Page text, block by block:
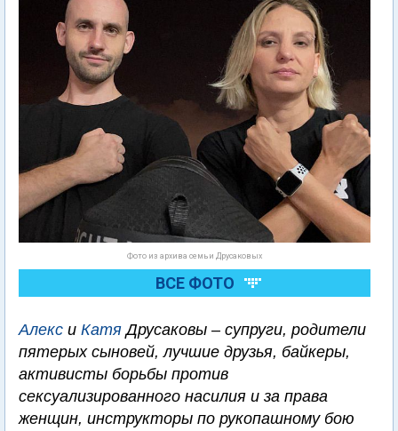
Фото из архива семьи Друсаковых
ВСЕ ФОТО
Алекс и Катя Друсаковы – супруги, родители
пятерых сыновей, лучшие друзья, байкеры,
активисты борьбы против
сексуализированного насилия и за права
женщин, инструкторы по рукопашному бою